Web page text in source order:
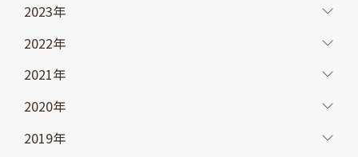
2023年
2022年
2021年
2020年
2019年